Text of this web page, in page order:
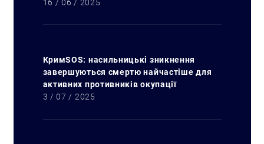
16 / 06 / 2025
КримSOS: насильницькі зникнення
завершуються смертю найчастіше для
активних противників окупації
3 / 07 / 2025